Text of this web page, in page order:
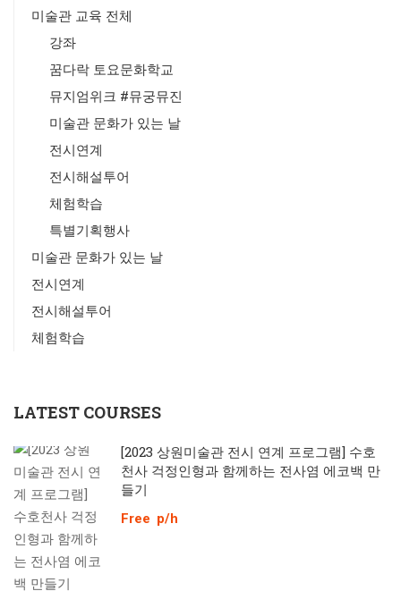
미술관 교육 전체
강좌
꿈다락 토요문화학교
뮤지엄위크 #뮤궁뮤진
미술관 문화가 있는 날
전시연계
전시해설투어
체험학습
특별기획행사
미술관 문화가 있는 날
전시연계
전시해설투어
체험학습
LATEST COURSES
[2023 상원미술관 전시 연계 프로그램] 수호
천사 걱정인형과 함께하는 전사염 에코백 만
들기
Free p/h